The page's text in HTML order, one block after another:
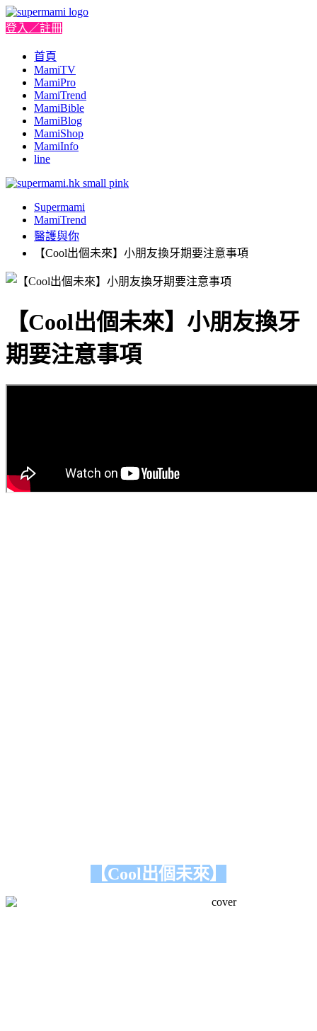
登入／註冊
首頁
MamiTV
MamiPro
MamiTrend
MamiBible
MamiBlog
MamiShop
MamiInfo
line
Supermami
MamiTrend
醫護與你
【Cool出個未來】小朋友換牙期要注意事項
【Cool出個未來】小朋友換牙
期要注意事項
【Cool出個未來】